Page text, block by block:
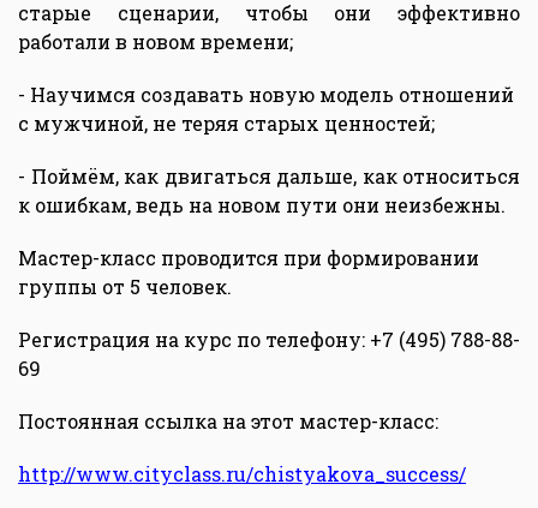
старые сценарии, чтобы они эффективно
работали в новом времени;
- Научимся создавать новую модель отношений
с мужчиной, не теряя старых ценностей;
- Поймём, как двигаться дальше, как относиться
к ошибкам, ведь на новом пути они неизбежны.
Мастер-класс проводится при формировании
группы от 5 человек.
Регистрация на курс по телефону: +7 (495) 788-88-
69
Постоянная ссылка на этот мастер-класс:
http://www.cityclass.ru/chistyakova_success/